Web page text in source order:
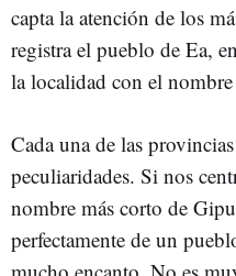
capta la atención de los
registra el pueblo de Ea,
la localidad con el
Cada una de las
peculiaridades. Si nos
nombre más corto de
perfectamente de un